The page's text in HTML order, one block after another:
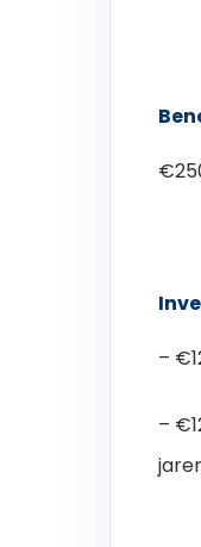
–
–